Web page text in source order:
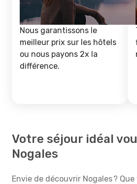
Nous garantissons le
meilleur prix sur les hôtels
ou nous payons 2x la
différence.
Votre séjour idéal
Nogales
Envie de découvrir Nogales ?